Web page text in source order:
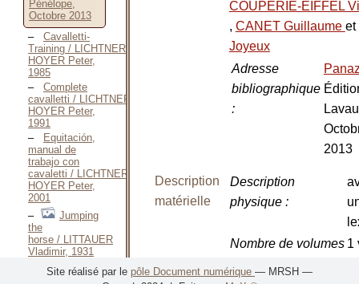
Pénélope,
Octobre 2013
Cavalletti-
Training / LICHTNER-
HOYER Peter,
1985
Complete
cavalletti / LICHTNER-
HOYER Peter,
1991
Equitación,
manual de
trabajo con
cavaletti / LICHTNER-
HOYER Peter,
2001
Jumping
the
horse / LITTAUER
Vladimir, 1931
More
COUPÉRIE-EIFFEL
, CANET Guillaume et
Joyeux
Adresse
bibliographique
:
2013
Description
matérielle
Description
physique:
Nombre de volumes 1
Site réalisé par le pôle Document numérique — MRSH —